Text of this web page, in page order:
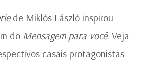
de Miklós László inspirou
do Mensagem para você. Veja
casais protagonistas